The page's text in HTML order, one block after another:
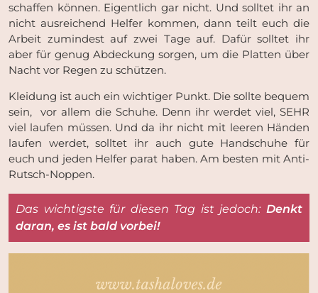
schaffen können. Eigentlich gar nicht. Und solltet ihr an
nicht ausreichend Helfer kommen, dann teilt euch die
Arbeit zumindest auf zwei Tage auf. Dafür solltet ihr
aber für genug Abdeckung sorgen, um die Platten über
Nacht vor Regen zu schützen.
Kleidung ist auch ein wichtiger Punkt. Die sollte bequem
sein, vor allem die Schuhe. Denn ihr werdet viel, SEHR
viel laufen müssen. Und da ihr nicht mit leeren Händen
laufen werdet, solltet ihr auch gute Handschuhe für
euch und jeden Helfer parat haben. Am besten mit Anti-
Rutsch-Noppen.
Das wichtigste für diesen Tag ist jedoch: Denkt
daran, es ist bald vorbei!